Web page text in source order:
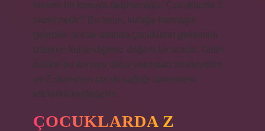
önemli bir konuya değineceğiz: Çocuklarda Z
skoru nedir? Bu terim, kulağa karmaşık
gelebilir, ancak aslında çocukların gelişimini
izlerken kullandığımız değerli bir araçtır. Gelin,
birlikte bu konuyu daha yakından inceleyelim
ve Z skorunun çocuk sağlığı üzerindeki
etkilerini keşfedelim.
ÇOCUKLARDA Z